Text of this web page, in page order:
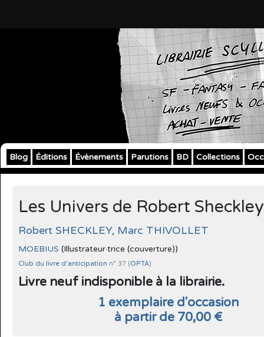
Blog Éditions Évènements Parutions BD Collections
Les Univers de Robert Sheckley
Robert SHECKLEY, Marc THIVOLLET
MOEBIUS (Illustrateur·trice (couverture))
Club du livre d'anticipation n° 37 (OPTA)
Livre neuf indisponible à la librairie.
1 exemplaire d'occasion
à partir de 70,00 €